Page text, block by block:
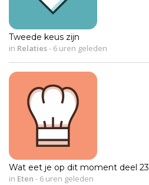
Tweede keus zijn
in Relaties- 6 uren geleden
Wat eet je op dit moment deel 23
in Eten - 6 uren geleden